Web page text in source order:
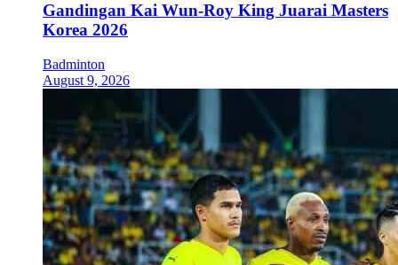
Gandingan Kai Wun-Roy King Juarai Masters
Korea 2026
Badminton
August 9, 2026